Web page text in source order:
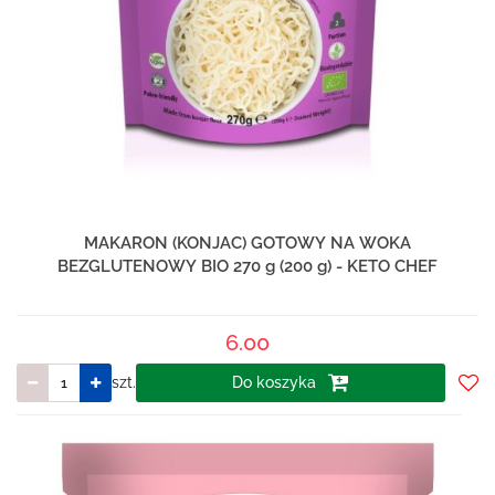
MAKARON (KONJAC) GOTOWY NA WOKA
BEZGLUTENOWY BIO 270 g (200 g) - KETO CHEF
6.00
szt. Do koszyka